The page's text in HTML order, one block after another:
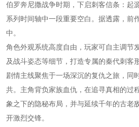
伯罗奔尼撒战争时期，下启刺客信条：起
系列时间轴中一段重要空白。据透露，前
中。
角色外观系统高度自由，玩家可自主调节
及战斗姿态等细节，打造专属的秦代刺客形
剧情主线聚焦于一场深沉的复仇之旅，同
共。主角背负家族血仇，在追寻真相的过
象之下的隐秘布局，并与延续千年的古
开激烈交锋。